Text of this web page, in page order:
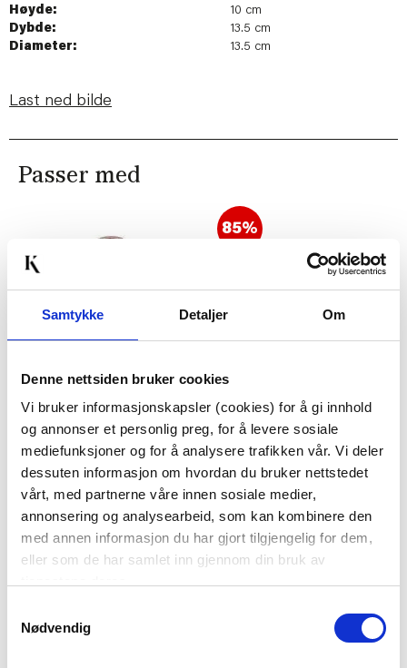
Samtykke Detaljer Om
Denne nettsiden bruker cookies
Vi bruker informasjonskapsler (cookies) for å gi innhold
og annonser et personlig preg, for å levere sosiale
mediefunksjoner og for å analysere trafikken vår. Vi deler
dessuten informasjon om hvordan du bruker nettstedet
vårt, med partnerne våre innen sosiale medier,
annonsering og analysearbeid, som kan kombinere den
med annen informasjon du har gjort tilgjengelig for dem,
eller som de har samlet inn gjennom din bruk av
Nødvendig
Høyde:
10 cm
Dybde:
13.5 cm
Diameter:
13.5 cm
Last ned bilde
Passer med
LYSESTAKE TRIS 10,8
199,00
KJØP
85%
LYSESTAKE FLOWER 4
29,00
Før199,00
KJØP